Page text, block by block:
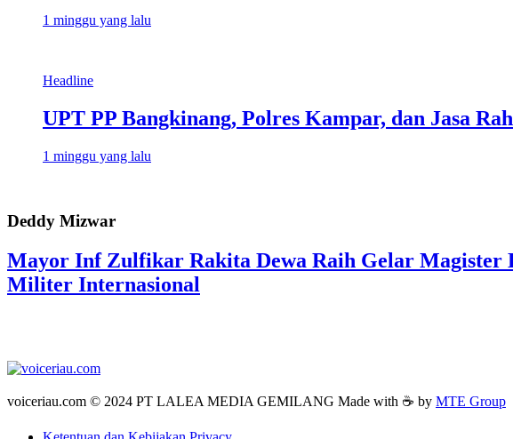
1 minggu yang lalu
Headline
UPT PP Bangkinang, Polres Kampar, dan Jasa
1 minggu yang lalu
Deddy Mizwar
Mayor Inf Zulfikar Rakita Dewa Raih Gelar Magister
Militer Internasional
voiceriau.com © 2024 PT LALEA MEDIA GEMILANG Made with ☕ by MTE Group